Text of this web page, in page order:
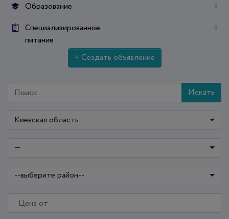
Образование 0
Специализированное
питание
0
+ Создать объявление
Искать
Киевская область
—
--выберите район--